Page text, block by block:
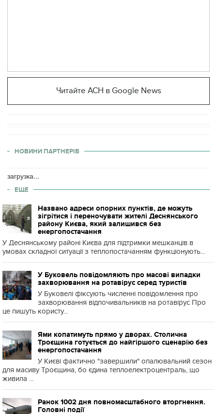
Читайте АСН в Google News
НОВИНИ ПАРТНЕРІВ
загрузка...
ЕЩЕ
Названо адреси опорних пунктів, де можуть
зігрітися і переночувати жителі Деснянського
району Києва, який залишився без
енергопостачання
У Деснянському районі Києва для підтримки мешканців в
умовах складної ситуації з теплопостачанням функціонують...
У Буковель повідомляють про масові випадки
захворювання на ротавірус серед туристів
У Буковелі фіксують численні повідомлення про
захворювання відпочивальників на ротавірус Про
це пишуть користу...
Ями копатимуть прямо у дворах. Столична
Троєщина готується до найгіршого сценарію без
енергопостачання
У Києві фактично "завершили" опалювальний сезон
для масиву Троєщина, бо єдина теплоелектроцентраль, що
живила ...
Ранок 1002 дня повномасштабного вторгнення.
Головні події